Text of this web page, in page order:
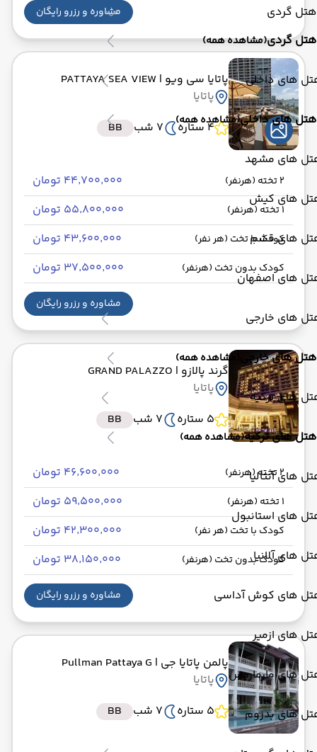
هتل گردی
هتل گردی(مشاهده همه)
های داخلی
هتل های داخلی(مشاهده همه)
های مشهد
های کیش
های قشم
های اصفهان
های خارجی
هتل های خارجی (مشاهده همه)
های ترکیه
هتل های ترکیه(مشاهده همه)
های آنتالیا
های استانبول
های آلانیا
های کوش آداسی
های ازمیر
های مارماریس
های بدروم
مشاوره و رزرو رایگان
پاتایا سی ویو | PATTAYA SEA VIEW
پاتایا
4 ستاره
7 شب BB
2 تخته (هرنفر) ۴۴٬۷۰۰٬۰۰۰ تومان
1 تخته (هرنفر) ۵۵٬۸۰۰٬۰۰۰ تومان
کودک با تخت (هر نفر) ۴۳٬۶۰۰٬۰۰۰ تومان
کودک بدون تخت (هرنفر) ۳۷٬۵۰۰٬۰۰۰ تومان
مشاوره و رزرو رایگان
گرند پالازو | GRAND PALAZZO
پاتایا
5 ستاره
7 شب BB
2 تخته (هرنفر) ۴۶٬۶۰۰٬۰۰۰ تومان
1 تخته (هرنفر) ۵۹٬۵۰۰٬۰۰۰ تومان
کودک با تخت (هر نفر) ۴۲٬۳۰۰٬۰۰۰ تومان
کودک بدون تخت (هرنفر) ۳۸٬۱۵۰٬۰۰۰ تومان
مشاوره و رزرو رایگان
پالمن پاتایا جی | Pullman Pattaya G
پاتایا
5 ستاره
7 شب BB